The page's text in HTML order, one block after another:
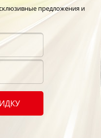
в
предложения и